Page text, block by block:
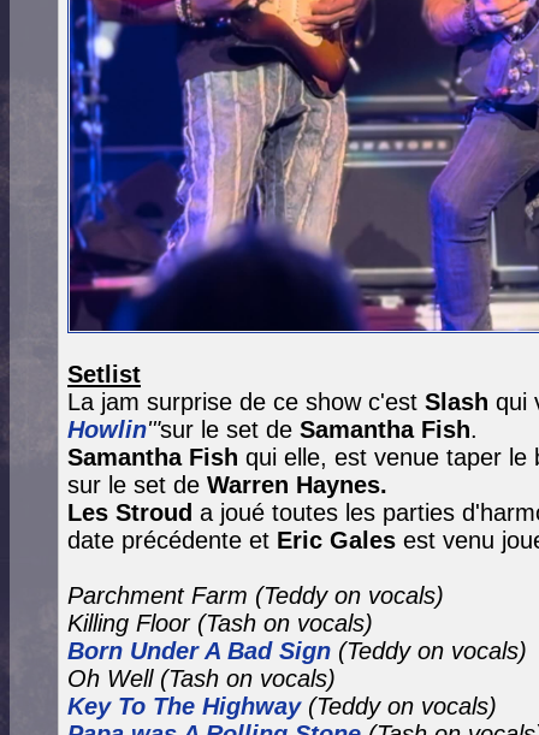
Setlist
La jam surprise de ce show c'est Slash qui
Howlin'"sur le set de Samantha Fish.
Samantha Fish qui elle, est venue taper le
sur le set de Warren Haynes.
Les Stroud a joué toutes les parties
date précédente et Eric Gales est venu
Parchment Farm (Teddy on vocals)
Killing Floor (Tash on vocals)
Born Under A Bad Sign (Teddy on vocals)
Oh Well (Tash on vocals)
Key To The Highway(Teddy on vocals)